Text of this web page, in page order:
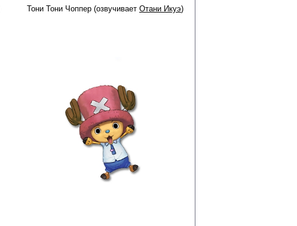
Тони Тони Чоппер (озвучивает Отани Икуэ)